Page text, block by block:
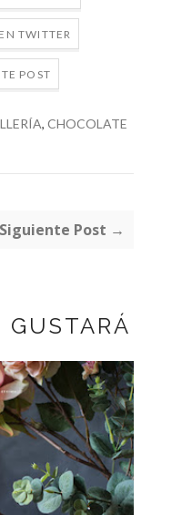
TWITTER
POST
, CHOCOLATE
Siguiente Post →